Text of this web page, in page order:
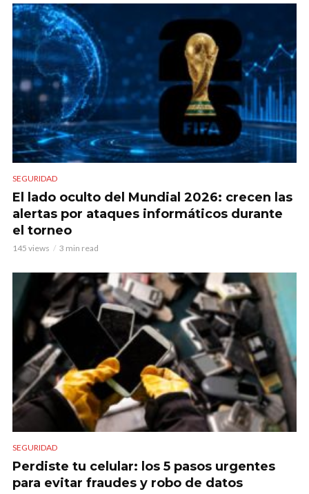
SEGURIDAD
El lado oculto del Mundial 2026: crecen las
alertas por ataques informáticos durante
el torneo
145 views 3 min read
SEGURIDAD
Perdiste tu celular: los 5 pasos urgentes
para evitar fraudes y robo de datos